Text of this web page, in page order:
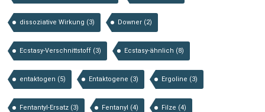
dissoziative Wirkung (3) Downer (2)
Ecstasy-Verschnittstoff (3) Ecstasy-ähnlich (8)
entaktogen (5) Entaktogene (3) Ergoline (3)
Fentantyl-Ersatz (3) Fentanyl (4) Filze (4)